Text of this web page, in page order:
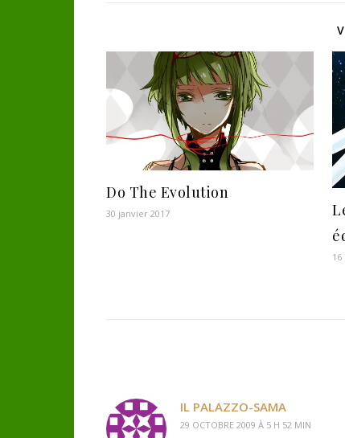
Do The Evolution
30 janvier 2017
IL PALAZZO-SAMA
29 OCTOBRE 2009 À 5 H 52 MIN